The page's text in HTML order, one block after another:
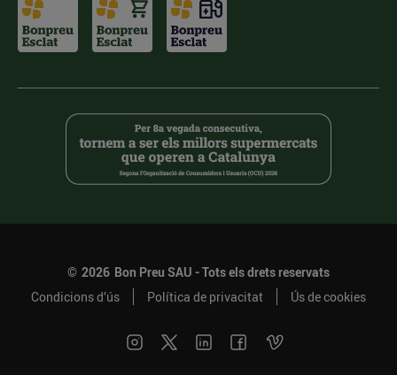
© 2026 Bon Preu SAU - Tots els drets reservats
Condicions d’ús
Política de privacitat Ús de cookies